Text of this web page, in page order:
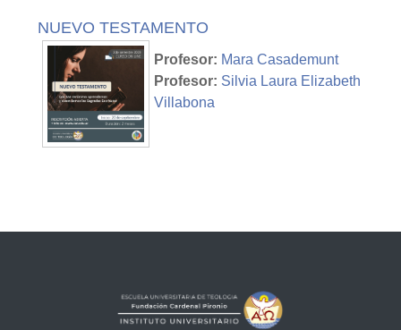
NUEVO TESTAMENTO
Profesor: Mara Casademunt
Profesor: Silvia Laura Elizabeth
Villabona